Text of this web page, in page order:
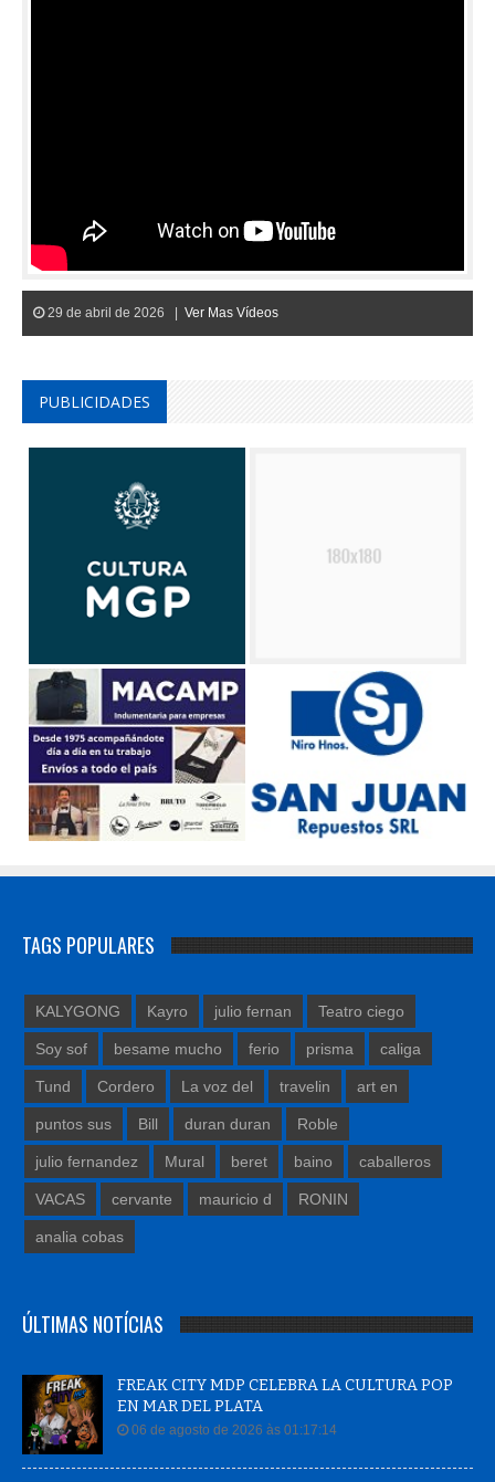
29 de abril de 2026 | Ver Mas Vídeos
PUBLICIDADES
TAGS POPULARES
KALYGONG Kayro julio fernan Teatro ciego
Soy sof besame mucho ferio prisma caliga
Tund Cordero La voz del travelin art en
puntos sus Bill duran duran Roble
julio fernandez Mural beret baino caballeros
VACAS cervante mauricio d RONIN
analia cobas
ÚLTIMAS NOTÍCIAS
FREAK CITY MDP CELEBRA LA CULTURA POP
EN MAR DEL PLATA
06 de agosto de 2026 às 01:17:14